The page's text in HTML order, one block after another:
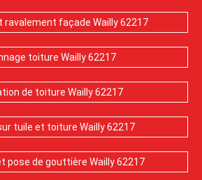
ravalement façade Wailly 62217
toiture Wailly 62217
de toiture Wailly 62217
tuile et toiture Wailly 62217
pose de gouttière Wailly 62217